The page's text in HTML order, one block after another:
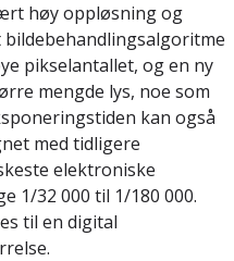
høy oppløsning og
pikselantallet, og en ny
mengde lys, noe som
kan også
med tidligere
elektroniske
1/32 000 til 1/180 000.
til en digital